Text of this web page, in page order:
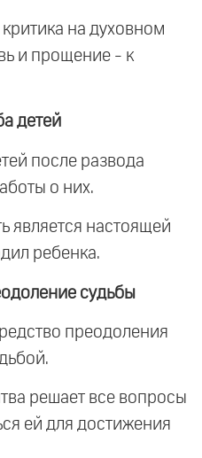
на духовном
и прощение - к
детей
после развода
о них.
является настоящей
ребенка.
судьбы
преодоления
решает все вопросы
ей для достижения